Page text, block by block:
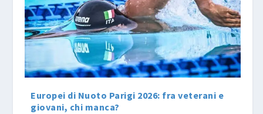
Europei di Nuoto Parigi 2026: fra veterani e
giovani, chi manca?